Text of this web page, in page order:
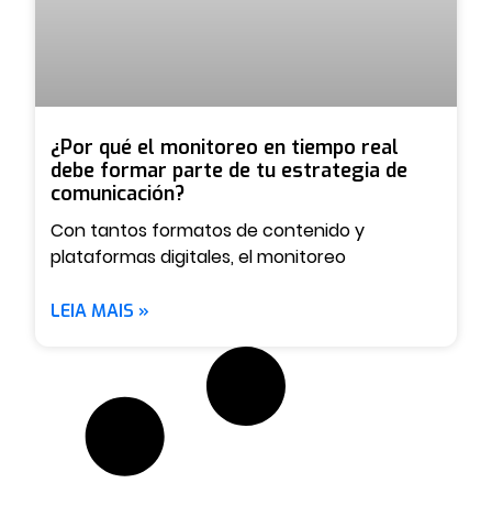
¿Por qué el monitoreo en tiempo real
debe formar parte de tu estrategia de
comunicación?
Con tantos formatos de contenido y
plataformas digitales, el monitoreo
LEIA MAIS »